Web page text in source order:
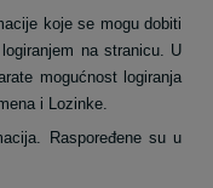
koje se mogu dobiti
na stranicu. U
mogućnost logiranja
i Lozinke.
Raspoređene su u